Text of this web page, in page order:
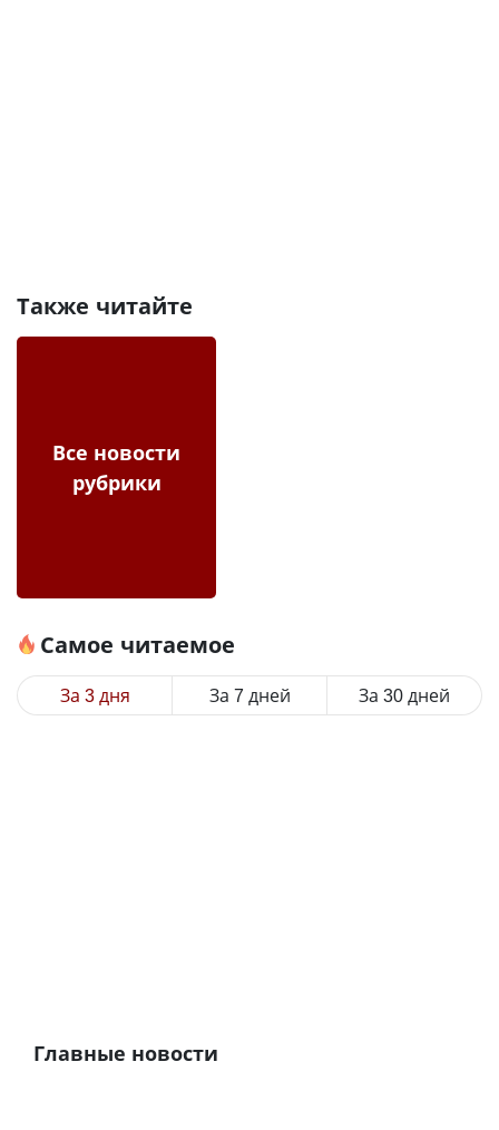
Также читайте
Все новости
рубрики
Самое читаемое
За 3 дня За 7 дней За 30 дней
Главные новости